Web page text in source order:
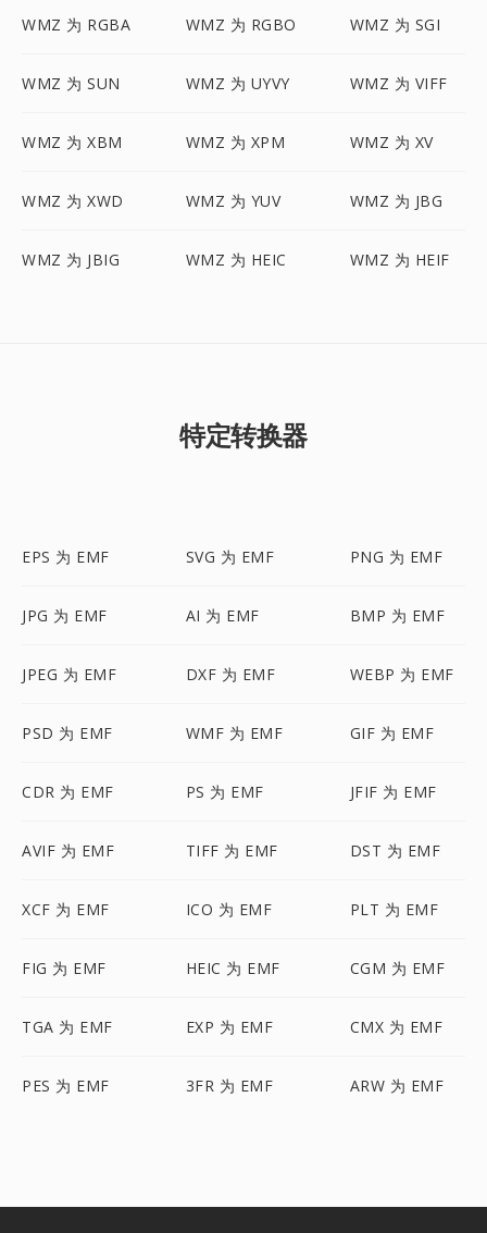
WMZ 为 RGBA WMZ 为 RGBO WMZ 为 SGI
WMZ 为 SUN WMZ 为 UYVY WMZ 为 VIFF
WMZ 为 XBM WMZ 为 XPM WMZ 为 XV
WMZ 为 XWD WMZ 为 YUV WMZ 为 JBG
WMZ 为 JBIG WMZ 为 HEIC WMZ 为 HEIF
特定转换器
EPS 为 EMF SVG 为 EMF PNG 为 EMF
JPG 为 EMF AI 为 EMF BMP 为 EMF
JPEG 为 EMF DXF 为 EMF WEBP 为 EMF
PSD 为 EMF WMF 为 EMF GIF 为 EMF
CDR 为 EMF PS 为 EMF JFIF 为 EMF
AVIF 为 EMF TIFF 为 EMF DST 为 EMF
XCF 为 EMF ICO 为 EMF PLT 为 EMF
FIG 为 EMF HEIC 为 EMF CGM 为 EMF
TGA 为 EMF EXP 为 EMF CMX 为 EMF
PES 为 EMF 3FR 为 EMF ARW 为 EMF